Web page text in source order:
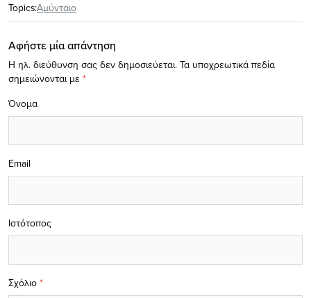
Topics:Αμύνταιο
Αφήστε μία απάντηση
Η ηλ. διεύθυνση σας δεν δημοσιεύεται. Τα υποχρεωτικά πεδία
σημειώνονται με *
Σχόλιο *
Όνομα
Email
Ιστότοπος